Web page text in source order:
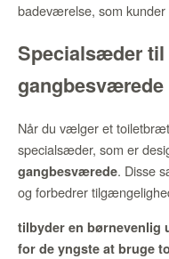
badeværelse, som
Specialsæder til
gangbesværede
Når du vælger et
specialsæder, som er
gangbesværede. Disse
og forbedrer
tilbyder en børnevenlig
for de yngste at bruge